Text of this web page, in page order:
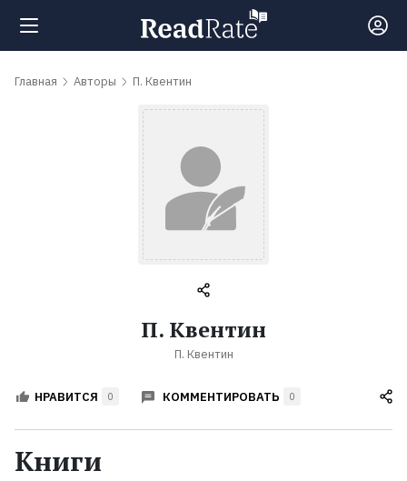
Поиск
Авторы
Жанры
Главная Авторы П. Квентин
П. Квентин
П. Квентин
НРАВИТСЯ 0 КОММЕНТИРОВАТЬ 0
Книги